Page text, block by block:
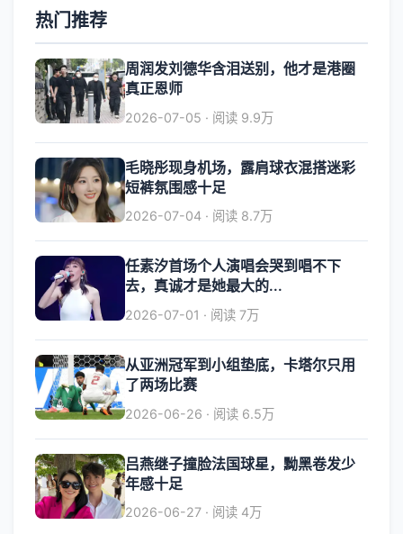
热门推荐
周润发刘德华含泪送别，他才是港圈
真正恩师
2026-07-05 · 阅读 9.9万
毛晓彤现身机场，露肩球衣混搭迷彩
短裤氛围感十足
2026-07-04 · 阅读 8.7万
任素汐首场个人演唱会哭到唱不下
去，真诚才是她最大的...
2026-07-01 · 阅读 7万
从亚洲冠军到小组垫底，卡塔尔只用
了两场比赛
2026-06-26 · 阅读 6.5万
吕燕继子撞脸法国球星，黝黑卷发少
年感十足
2026-06-27 · 阅读 4万